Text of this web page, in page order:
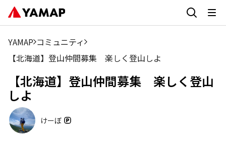
YAMAP コミュニティ
【北海道】登山仲間募集 楽しく登山しよ
【北海道】登山仲間募集 楽しく登山
しよ
けーぼ